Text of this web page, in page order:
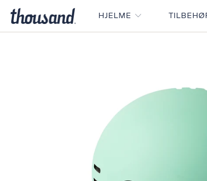
HJELME